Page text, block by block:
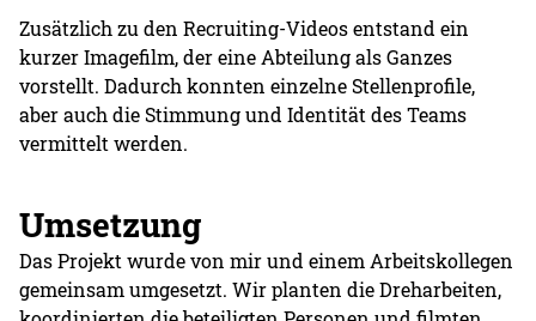
Zusätzlich zu den Recruiting-Videos entstand ein
kurzer Imagefilm, der eine Abteilung als Ganzes
vorstellt. Dadurch konnten einzelne Stellenprofile,
aber auch die Stimmung und Identität des Teams
vermittelt werden.
Umsetzung
Das Projekt wurde von mir und einem Arbeitskollegen
gemeinsam umgesetzt. Wir planten die Dreharbeiten,